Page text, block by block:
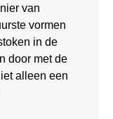
van
vormen
in de
door met de
alleen een